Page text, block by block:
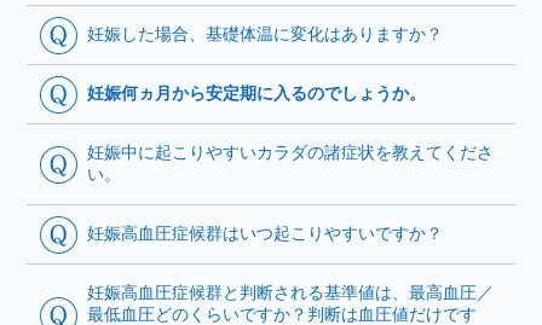
妊娠した場合、基礎体温に変化はありますか？
妊娠何ヵ月から安定期に入るのでしょうか。
妊娠中に起こりやすいカラダの諸症状を教えてくださ
い。
妊娠高血圧症候群はいつ起こりやすいですか？
妊娠高血圧症候群と判断される基準値は、最高血圧／
最低血圧どのくらいですか？判断は血圧値だけです